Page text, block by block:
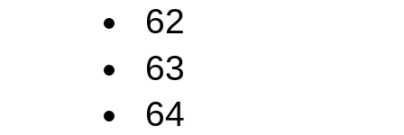
62
63
64